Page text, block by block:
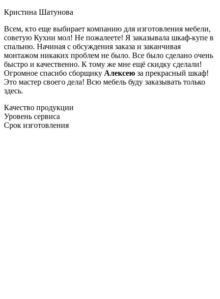
Кристина Шатунова
Всем, кто еще выбирает компанию для изготовления мебели,
советую Кухни мол! Не пожалеете! Я заказывала шкаф-купе в
спальню. Начиная с обсуждения заказа и заканчивая
монтажом никаких проблем не было. Все было сделано очень
быстро и качественно. К тому же мне ещё скидку сделали!
Огромное спасибо сборщику Алексею за прекрасный шкаф!
Это мастер своего дела! Всю мебель буду заказывать только
здесь.
Качество продукции
Уровень сервиса
Срок изготовления